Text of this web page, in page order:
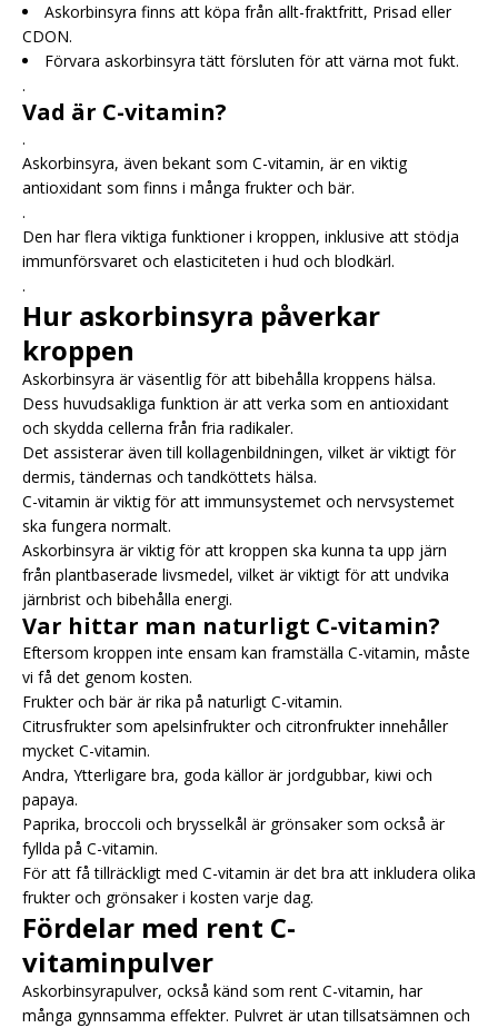
Askorbinsyra finns att köpa från allt-fraktfritt, Prisad eller
CDON.
Förvara askorbinsyra tätt försluten för att värna mot fukt.
.
Vad är C-vitamin?
.
Askorbinsyra, även bekant som C-vitamin, är en viktig
antioxidant som finns i många frukter och bär.
.
Den har flera viktiga funktioner i kroppen, inklusive att stödja
immunförsvaret och elasticiteten i hud och blodkärl.
.
Hur askorbinsyra påverkar
kroppen
Askorbinsyra är väsentlig för att bibehålla kroppens hälsa.
Dess huvudsakliga funktion är att verka som en antioxidant
och skydda cellerna från fria radikaler.
Det assisterar även till kollagenbildningen, vilket är viktigt för
dermis, tändernas och tandköttets hälsa.
C-vitamin är viktig för att immunsystemet och nervsystemet
ska fungera normalt.
Askorbinsyra är viktig för att kroppen ska kunna ta upp järn
från plantbaserade livsmedel, vilket är viktigt för att undvika
järnbrist och bibehålla energi.
Var hittar man naturligt C-vitamin?
Eftersom kroppen inte ensam kan framställa C-vitamin, måste
vi få det genom kosten.
Frukter och bär är rika på naturligt C-vitamin.
Citrusfrukter som apelsinfrukter och citronfrukter innehåller
mycket C-vitamin.
Andra, Ytterligare bra, goda källor är jordgubbar, kiwi och
papaya.
Paprika, broccoli och brysselkål är grönsaker som också är
fyllda på C-vitamin.
För att få tillräckligt med C-vitamin är det bra att inkludera olika
frukter och grönsaker i kosten varje dag.
Fördelar med rent C-
vitaminpulver
Askorbinsyrapulver, också känd som rent C-vitamin, har
många gynnsamma effekter. Pulvret är utan tillsatsämnen och